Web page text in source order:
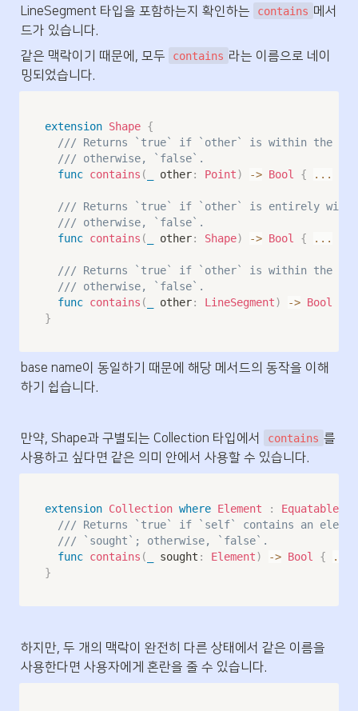
LineSegment 타입을 포함하는지 확인하는
contains 메서
드가 있습니다.
같은 맥락이기 때문에, 모두
contains 라는 이름으로 네이
밍되었습니다.
extension Shape {
/// Returns `true` if `other` is within the
/// otherwise, `false`.
func contains ( other: Point) -> Bool { ...
/// Returns `true` if `other` is entirely
/// otherwise, `false`.
func contains ( other: Shape) -> Bool { ...
/// Returns `true` if `other` is within the
/// otherwise, `false`.
func contains ( other: LineSegment) -> Bool
}
base name이 동일하기 때문에 해당 메서드의 동작을 이해
하기 쉽습니다.
만약, Shape과 구별되는 Collection 타입에서 contains 를
사용하고 싶다면 같은 의미 안에서 사용할 수 있습니다.
extension Collection where Element : Equatable
/// Returns `true` if `self` contains an
/// `sought`; otherwise, `false`.
func contains ( sought : Element) -> Bool {
...
}
하지만, 두 개의 맥락이 완전히 다른 상태에서 같은 이름을
사용한다면 사용자에게 혼란을 줄 수 있습니다.